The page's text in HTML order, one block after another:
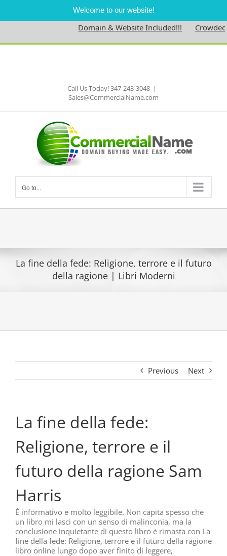
Welcome to our website!
Domain & Website Included!!!
Skip
Call Us Today! 347-243-3048 |
Sales@CommercialName.com
Go to...
La fine della fede: Religione, terrore e il futuro
della ragione | Libri Moderni
Previous Next
La fine della fede:
Religione, terrore e il
futuro della ragione Sam
Harris
È informativo e molto leggibile. Non capita spesso che
un libro mi lasci con un senso di malinconia, ma la
conclusione inquietante di questo libro è rimasta con La
fine della fede: Religione, terrore e il futuro della ragione
libro online lungo dopo aver finito di leggere,